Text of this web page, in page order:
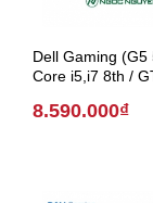
Dell Gaming (G5
Core i5,i7 8th /
2018)
8.590.000₫